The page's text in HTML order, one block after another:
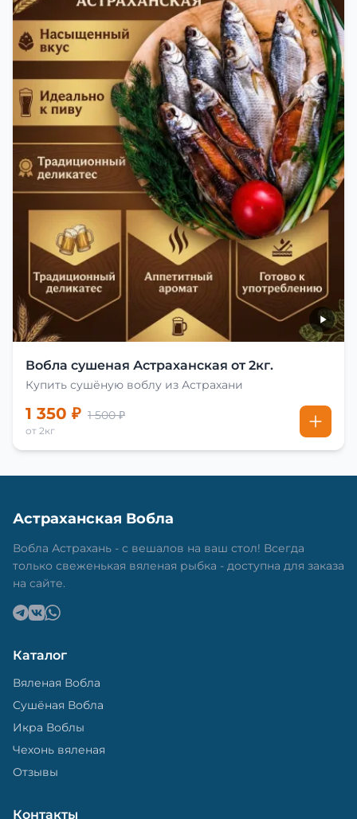
Вобла сушеная Астраханская от 2кг.
Купить сушёную воблу из Астрахани
1 350 ₽ 1 500 ₽
от 2кг
Астраханская Вобла
Вобла Астрахань - с вешалов на ваш стол! Всегда
только свеженькая вяленая рыбка - доступна для заказа
на сайте.
Каталог
Вяленая Вобла
Сушёная Вобла
Икра Воблы
Чехонь вяленая
Отзывы
Контакты